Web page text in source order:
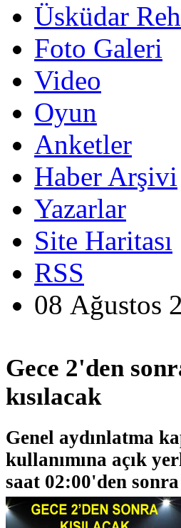
Üsküdar
Foto Galeri
Video
Oyun
Anketler
Haber Arşivi
Yazarlar
Site Haritası
RSS
08 Ağustos
Gece 2'den
kısılacak
Genel aydınlatma
kullanımına açık
saat 02:00'den